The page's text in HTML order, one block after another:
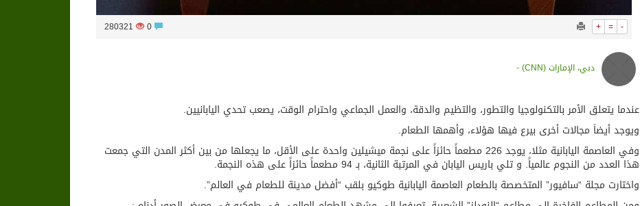
+ = -
0
280321
دبي، الإمارات (CNN) -
عندما يتعلق الأمر بالتكنولوجيا والتطور، والتظيم والدقة، والعمل الجماعي واحترام الوقت، يصعب تحدي اليابانيين.
ويوجد أيضاَ مجالات أخرى بيرع فيها هؤلاء، وأهمها الطعام.
وفي العاصمة اليابانية مثلا، يوجد 226 مطعماً حائزاً على نجمة ميشيلين واحدة على الأقل، ما يجعلها من بين أكثر المدن التي جمعت
هذا العدد من النجوم عالمياً. و تلي باريس اليابان في المرتبة الثانية، بـ 94 مطعماً حائزاً على هذه النجمة.
واختارت مجلة “سافيور” المتخصصة بالطعام العاصمة اليابانية طوكيو بلقب “أفضل مدينة للطعام في العالم”.